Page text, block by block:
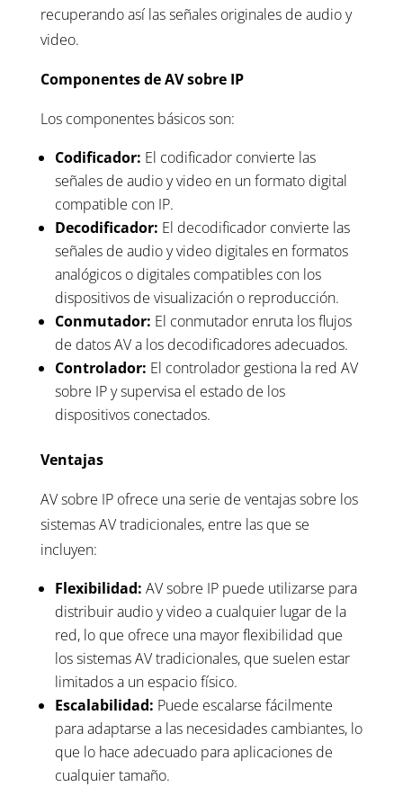
recuperando así las señales originales de audio y
video.
Componentes de AV sobre IP
Los componentes básicos son:
Codificador: El codificador convierte las
señales de audio y video en un formato digital
compatible con IP.
Decodificador: El decodificador convierte las
señales de audio y video digitales en formatos
analógicos o digitales compatibles con los
dispositivos de visualización o reproducción.
Conmutador: El conmutador enruta los flujos
de datos AV a los decodificadores adecuados.
Controlador: El controlador gestiona la red AV
sobre IP y supervisa el estado de los
dispositivos conectados.
Ventajas
AV sobre IP ofrece una serie de ventajas sobre los
sistemas AV tradicionales, entre las que se
incluyen:
Flexibilidad: AV sobre IP puede utilizarse para
distribuir audio y video a cualquier lugar de la
red, lo que ofrece una mayor flexibilidad que
los sistemas AV tradicionales, que suelen estar
limitados a un espacio físico.
Escalabilidad: Puede escalarse fácilmente
para adaptarse a las necesidades cambiantes, lo
que lo hace adecuado para aplicaciones de
cualquier tamaño.